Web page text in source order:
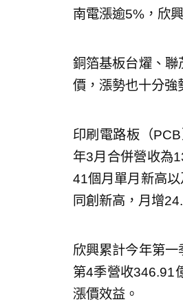
南電漲逾5%，欣
銅箔基板台燿、
價，漲勢也十分強
印刷電路板（
年3月合併營收為
41個月單月新高
同創新高，月增
欣興累計今年第
第4季營收346.91
漲價效益。